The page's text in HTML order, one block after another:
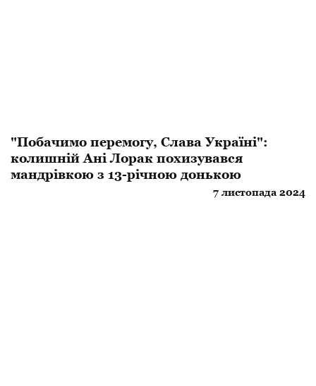
"Побачимо перемогу, Слава Україні":
колишній Ані Лорак похизувався
мандрівкою з 13-річною донькою
7 листопада 2024